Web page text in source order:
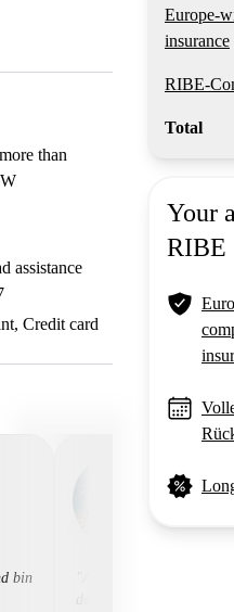
Europe-
insurance
RIBE-
Total
Your
RIBE
than
assistance
Credit card
bin